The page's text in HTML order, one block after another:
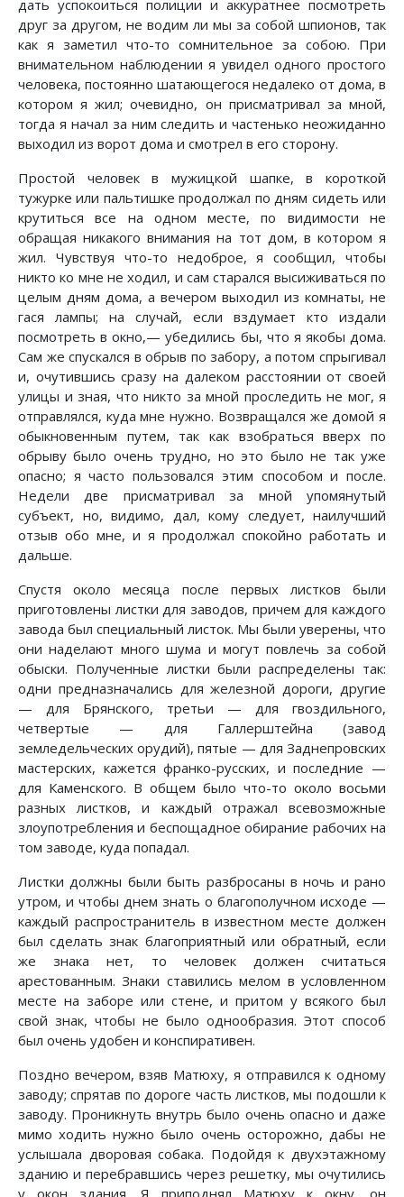
дать успокоиться полиции и аккуратнее посмотреть
друг за другом, не водим ли мы за собой шпионов, так
как я заметил что-то сомнительное за собою. При
внимательном наблюдении я увидел одного простого
человека, постоянно шатающегося недалеко от дома, в
котором я жил; очевидно, он присматривал за мной,
тогда я начал за ним следить и частенько неожиданно
выходил из ворот дома и смотрел в его сторону.
Простой человек в мужицкой шапке, в короткой
тужурке или пальтишке продолжал по дням сидеть или
крутиться все на одном месте, по видимости не
обращая никакого внимания на тот дом, в котором я
жил. Чувствуя что-то недоброе, я сообщил, чтобы
никто ко мне не ходил, и сам старался высиживаться по
целым дням дома, а вечером выходил из комнаты, не
гася лампы; на случай, если вздумает кто издали
посмотреть в окно,— убедились бы, что я якобы дома.
Сам же спускался в обрыв по забору, а потом спрыгивал
и, очутившись сразу на далеком расстоянии от своей
улицы и зная, что никто за мной проследить не мог, я
отправлялся, куда мне нужно. Возвращался же домой я
обыкновенным путем, так как взобраться вверх по
обрыву было очень трудно, но это было не так уже
опасно; я часто пользовался этим способом и после.
Недели две присматривал за мной упомянутый
субъект, но, видимо, дал, кому следует, наилучший
отзыв обо мне, и я продолжал спокойно работать и
дальше.
Спустя около месяца после первых листков были
приготовлены листки для заводов, причем для каждого
завода был специальный листок. Мы были уверены, что
они наделают много шума и могут повлечь за собой
обыски. Полученные листки были распределены так:
одни предназначались для железной дороги, другие
— для Брянского, третьи — для гвоздильного,
четвертые — для Галлерштейна (завод
земледельческих орудий), пятые — для Заднепровских
мастерских, кажется франко-русских, и последние —
для Каменского. В общем было что-то около восьми
разных листков, и каждый отражал всевозможные
злоупотребления и беспощадное обирание рабочих на
том заводе, куда попадал.
Листки должны были быть разбросаны в ночь и рано
утром, и чтобы днем знать о благополучном исходе —
каждый распространитель в известном месте должен
был сделать знак благоприятный или обратный, если
же знака нет, то человек должен считаться
арестованным. Знаки ставились мелом в условленном
месте на заборе или стене, и притом у всякого был
свой знак, чтобы не было однообразия. Этот способ
был очень удобен и конспиративен.
Поздно вечером, взяв Матюху, я отправился к одному
заводу; спрятав по дороге часть листков, мы подошли к
заводу. Проникнуть внутрь было очень опасно и даже
мимо ходить нужно было очень осторожно, дабы не
услышала дворовая собака. Подойдя к двухэтажному
зданию и перебравшись через решетку, мы очутились